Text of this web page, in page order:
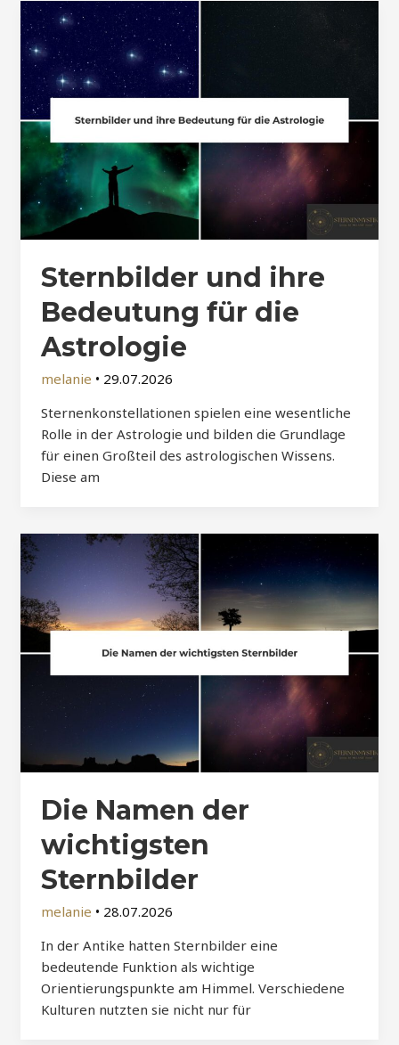
Sternbilder und ihre
Bedeutung für die
Astrologie
melanie • 29.07.2026
Sternenkonstellationen spielen eine wesentliche
Rolle in der Astrologie und bilden die Grundlage
für einen Großteil des astrologischen Wissens.
Diese am
Die Namen der
wichtigsten
Sternbilder
melanie • 28.07.2026
In der Antike hatten Sternbilder eine
bedeutende Funktion als wichtige
Orientierungspunkte am Himmel. Verschiedene
Kulturen nutzten sie nicht nur für